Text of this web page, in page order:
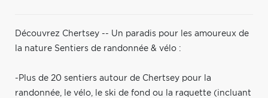
Découvrez Chertsey -- Un paradis pour les amoureux de
la nature Sentiers de randonnée & vélo :
-Plus de 20 sentiers autour de Chertsey pour la
randonnée, le vélo, le ski de fond ou la raquette (incluant